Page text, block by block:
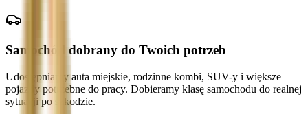
Samochód dobrany do Twoich potrzeb
Udostępniamy auta miejskie, rodzinne kombi, SUV-y i większe
pojazdy potrzebne do pracy. Dobieramy klasę samochodu do realnej
sytuacji po szkodzie.